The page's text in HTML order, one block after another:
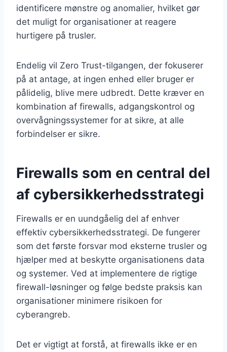
identificere mønstre og anomalier, hvilket gør
det muligt for organisationer at reagere
hurtigere på trusler.
Endelig vil Zero Trust-tilgangen, der fokuserer
på at antage, at ingen enhed eller bruger er
pålidelig, blive mere udbredt. Dette kræver en
kombination af firewalls, adgangskontrol og
overvågningssystemer for at sikre, at alle
forbindelser er sikre.
Firewalls som en central del
af cybersikkerhedsstrategi
Firewalls er en uundgåelig del af enhver
effektiv cybersikkerhedsstrategi. De fungerer
som det første forsvar mod eksterne trusler og
hjælper med at beskytte organisationens data
og systemer. Ved at implementere de rigtige
firewall-løsninger og følge bedste praksis kan
organisationer minimere risikoen for
cyberangreb.
Det er vigtigt at forstå, at firewalls ikke er en